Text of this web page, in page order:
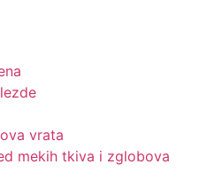
vrata
mekih tkiva i zglobova